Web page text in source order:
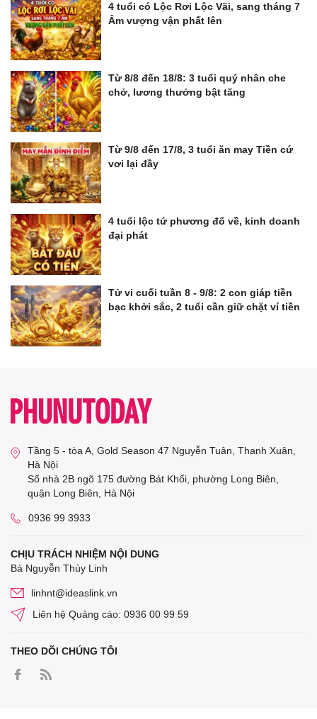
4 tuổi có Lộc Rơi Lộc Vãi, sang tháng 7
Âm vượng vận phất lên
Từ 8/8 đến 18/8: 3 tuổi quý nhân che
chở, lương thưởng bật tăng
Từ 9/8 đến 17/8, 3 tuổi ăn may Tiền cứ
vơi lại đầy
4 tuổi lộc tứ phương đổ về, kinh doanh
đại phát
Tử vi cuối tuần 8 - 9/8: 2 con giáp tiền
bạc khởi sắc, 2 tuổi cần giữ chặt ví tiền
Tầng 5 - tòa A, Gold Season 47 Nguyễn Tuân, Thanh Xuân,
Hà Nội
Số nhà 2B ngõ 175 đường Bát Khối, phường Long Biên,
quận Long Biên, Hà Nội
0936 99 3933
CHỊU TRÁCH NHIỆM NỘI DUNG
Bà Nguyễn Thùy Linh
linhnt@ideaslink.vn
Liên hệ Quảng cáo: 0936 00 99 59
THEO DÕI CHÚNG TÔI